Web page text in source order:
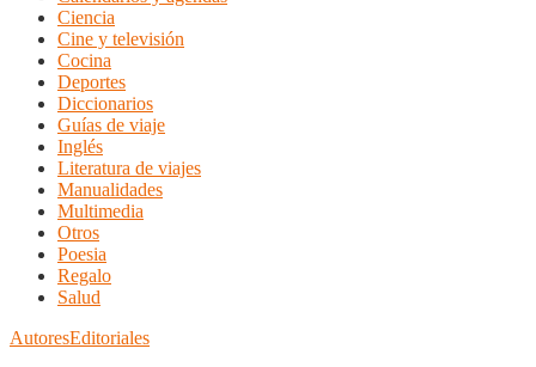
Ciencia
Cine y televisión
Cocina
Deportes
Diccionarios
Guías de viaje
Inglés
Literatura de viajes
Manualidades
Multimedia
Otros
Poesia
Regalo
Salud
AutoresEditoriales